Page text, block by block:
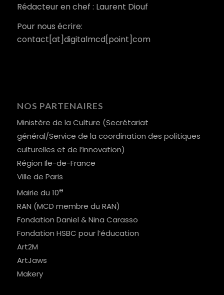
Rédacteur en chef : Laurent Diouf
Pour nous écrire:
contact[at]digitalmcd[point]com
NOS PARTENAIRES
Ministère de la Culture (Secrétariat
général/Service de la coordination des politiques
culturelles et de l’innovation)
Région Ile-de-France
Ville de Paris
Mairie du 10e
RAN (MCD membre du RAN)
Fondation Daniel & Nina Carasso
Fondation HSBC pour l’éducation
Art2M
ArtJaws
Makery